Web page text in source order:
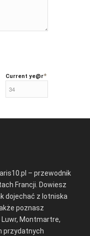
Current ye@r*
– przewodnik
Francji. Dowiesz
dojechać z lotniska
poznasz
Luwr, Montmartre,
przydatnych